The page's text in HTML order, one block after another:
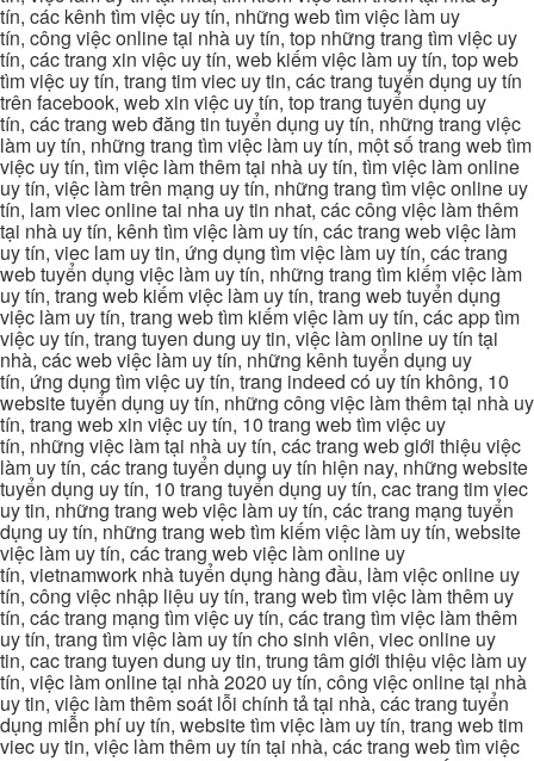
tín, các kênh tìm việc uy tín, những web tìm việc làm uy
tín, công việc online tại nhà uy tín, top những trang tìm việc uy
tín, các trang xin việc uy tín, web kiếm việc làm uy tín, top web
tìm việc uy tín, trang tim viec uy tin, các trang tuyển dụng uy tín
trên facebook, web xin việc uy tín, top trang tuyển dụng uy
tín, các trang web đăng tin tuyển dụng uy tín, những trang việc
làm uy tín, những trang tìm việc làm uy tín, một số trang web tìm
việc uy tín, tìm việc làm thêm tại nhà uy tín, tìm việc làm online
uy tín, việc làm trên mạng uy tín, những trang tìm việc online uy
tín, lam viec online tai nha uy tin nhat, các công việc làm thêm
tại nhà uy tín, kênh tìm việc làm uy tín, các trang web việc làm
uy tín, viec lam uy tin, ứng dụng tìm việc làm uy tín, các trang
web tuyển dụng việc làm uy tín, những trang tìm kiếm việc làm
uy tín, trang web kiếm việc làm uy tín, trang web tuyển dụng
việc làm uy tín, trang web tìm kiếm việc làm uy tín, các app tìm
việc uy tín, trang tuyen dung uy tin, việc làm online uy tín tại
nhà, các web việc làm uy tín, những kênh tuyển dụng uy
tín, ứng dụng tìm việc uy tín, trang indeed có uy tín không, 10
website tuyển dụng uy tín, những công việc làm thêm tại nhà uy
tín, trang web xin việc uy tín, 10 trang web tìm việc uy
tín, những việc làm tại nhà uy tín, các trang web giới thiệu việc
làm uy tín, các trang tuyển dụng uy tín hiện nay, những website
tuyển dụng uy tín, 10 trang tuyển dụng uy tín, cac trang tim viec
uy tin, những trang web việc làm uy tín, các trang mạng tuyển
dụng uy tín, những trang web tìm kiếm việc làm uy tín, website
việc làm uy tín, các trang web việc làm online uy
tín, vietnamwork nhà tuyển dụng hàng đầu, làm việc online uy
tín, công việc nhập liệu uy tín, trang web tìm việc làm thêm uy
tín, các trang mạng tìm việc uy tín, các trang tìm việc làm thêm
uy tín, trang tìm việc làm uy tín cho sinh viên, viec online uy
tin, cac trang tuyen dung uy tin, trung tâm giới thiệu việc làm uy
tín, việc làm online tại nhà 2020 uy tín, công việc online tại nhà
uy tin, việc làm thêm soát lỗi chính tả tại nhà, các trang tuyển
dụng miễn phí uy tín, website tìm việc làm uy tín, trang web tim
viec uy tin, việc làm thêm uy tín tại nhà, các trang web tìm việc